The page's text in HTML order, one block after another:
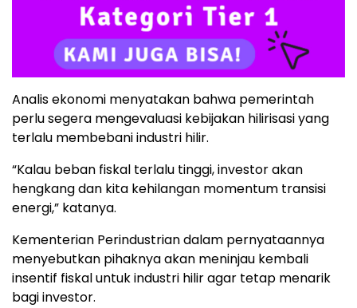
Analis ekonomi menyatakan bahwa pemerintah
perlu segera mengevaluasi kebijakan hilirisasi yang
terlalu membebani industri hilir.
“Kalau beban fiskal terlalu tinggi, investor akan
hengkang dan kita kehilangan momentum transisi
energi,” katanya.
Kementerian Perindustrian dalam pernyataannya
menyebutkan pihaknya akan meninjau kembali
insentif fiskal untuk industri hilir agar tetap menarik
bagi investor.